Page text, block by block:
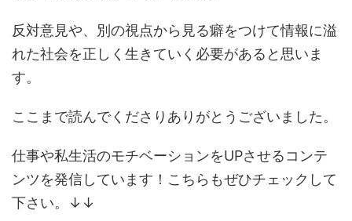
反対意見や、別の視点から見る癖をつけて情報に溢
れた社会を正しく生きていく必要があると思いま
す。
ここまで読んでくださりありがとうございました。
仕事や私生活のモチベーションをUPさせるコンテ
ンツを発信しています！こちらもぜひチェックして
下さい。↓↓